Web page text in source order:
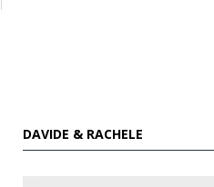
DAVIDE & RACHELE